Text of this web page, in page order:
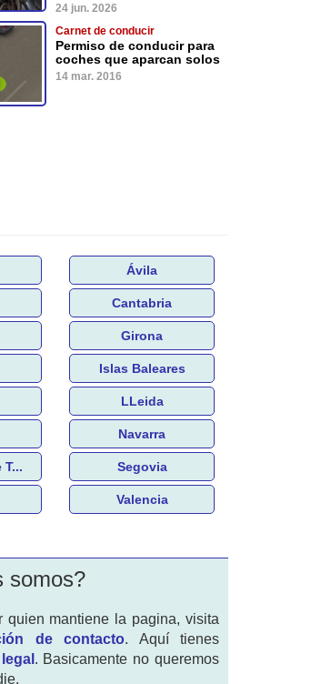
24 jun. 2026
Carnet de conducir
Permiso de conducir para
coches que aparcan solos
14 mar. 2016
Ávila
Cantabria
Girona
Islas Baleares
LLeida
Navarra
T... Segovia
Valencia
somos?
quien mantiene la pagina, visita
de contacto. Aquí tienes
. Basicamente no queremos